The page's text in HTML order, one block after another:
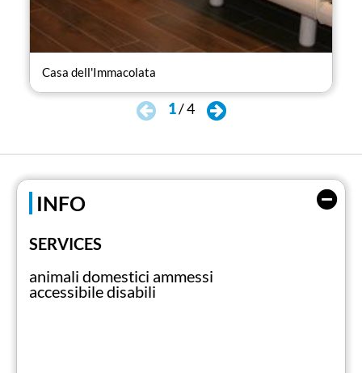
Casa dell'Immacolata
1/4
INFO
SERVICES
animali domestici ammessi
accessibile disabili